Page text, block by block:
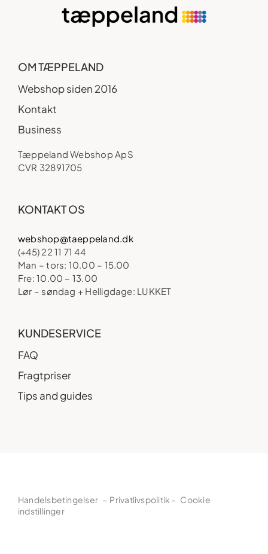
OM TÆPPELAND
Webshop siden 2016
Kontakt
Business
Tæppeland Webshop ApS
CVR 32891705
KONTAKT OS
webshop@taeppeland.dk
(+45) 22 11 71 44
Man – tors: 10.00 – 15.00
Fre: 10.00 – 13.00
Lør – søndag + Helligdage: LUKKET
KUNDESERVICE
FAQ
Fragtpriser
Tips and guides
Handelsbetingelser – Privatlivspolitik – Cookie
indstillinger